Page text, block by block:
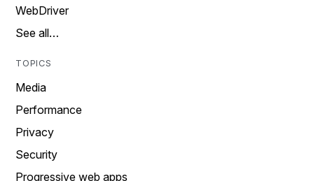
WebDriver
See all…
TOPICS
Media
Performance
Privacy
Security
Progressive web apps